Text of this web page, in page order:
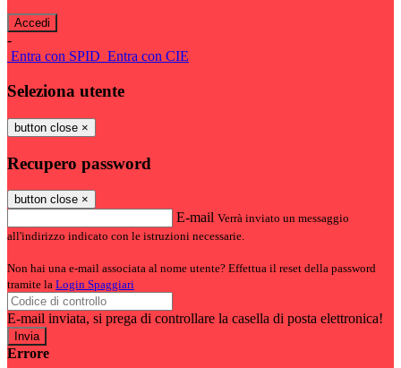
-
Entra con SPID Entra con CIE
Seleziona utente
button close ×
Recupero password
button close ×
E-mail Verrà inviato un messaggio
all'indirizzo indicato con le istruzioni necessarie.
Non hai una e-mail associata al nome utente? Effettua il reset della password
tramite la Login Spaggiari
E-mail inviata, si prega di controllare la casella di posta elettronica!
Errore